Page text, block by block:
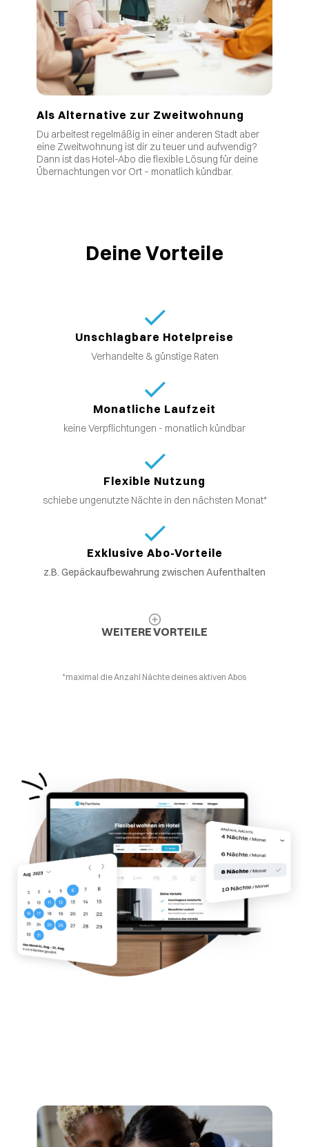
Als Alternative zur Zweitwohnung
Du arbeitest regelmäßig in einer anderen Stadt aber
eine Zweitwohnung ist dir zu teuer und aufwendig?
Dann ist das Hotel-Abo die flexible Lösung für deine
Übernachtungen vor Ort – monatlich kündbar.
Deine Vorteile
Unschlagbare Hotelpreise
Verhandelte & günstige Raten
Monatliche Laufzeit
keine Verpflichtungen - monatlich kündbar
Flexible Nutzung
schiebe ungenutzte Nächte in den nächsten Monat*
Exklusive Abo-Vorteile
z.B. Gepäckaufbewahrung zwischen Aufenthalten
WEITERE VORTEILE
*maximal die Anzahl Nächte deines aktiven Abos